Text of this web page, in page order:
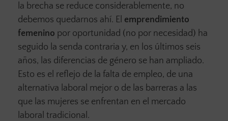
la brecha se reduce considerablemente, no
debemos quedarnos ahí. El emprendimiento
femenino por oportunidad (no por necesidad) ha
seguido la senda contraria y, en los últimos seis
años, las diferencias de género se han ampliado.
Esto es el reflejo de la falta de empleo, de una
alternativa laboral mejor o de las barreras a las
que las mujeres se enfrentan en el mercado
laboral tradicional.